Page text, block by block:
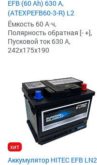
EFB (60 Ah) 630 А,
(ATEXPEFB60-3-R) L2
Ёмкость 60 А·ч,
Полярность обратная [- +],
Пусковой ток 630 А,
242x175x190
хит
Аккумулятор HITEC EFB LN2